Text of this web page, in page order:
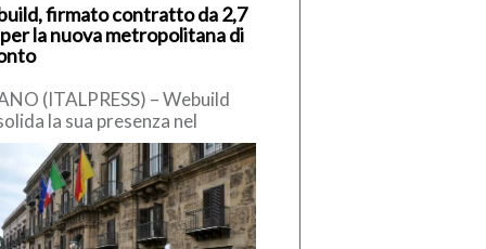
una maggiore sicurezza
[…]
firmato contratto da 2,7
la nuova metropolitana di
(ITALPRESS) – Webuild
la sua presenza nel
canadese con la firma del
da 2,7 miliardi di […]